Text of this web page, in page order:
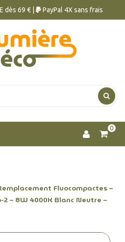
dès 69 € | PayPal 4X sans frais
0
Fluocompactes –
2 – 8W 4000K Blanc Neutre –